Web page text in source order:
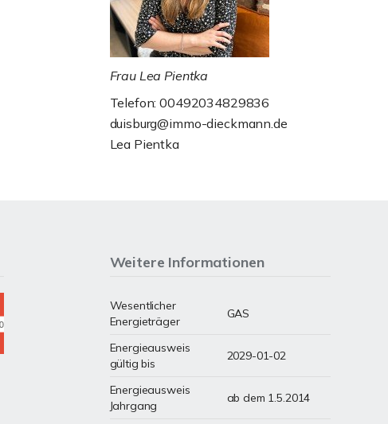
Frau Lea Pientka
Telefon: 00492034829836
duisburg@immo-dieckmann.de
Lea Pientka
Weitere Informationen
Wesentlicher
Energieträger
GAS
Energieausweis
gültig bis
2029-01-02
Energieausweis
Jahrgang
ab dem 1.5.2014